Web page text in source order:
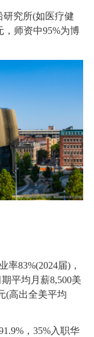
究所(如医疗健
，师资中95%为博
83%(2024届)，
平均月薪8,500美
(高出全美平均
，35%入职华